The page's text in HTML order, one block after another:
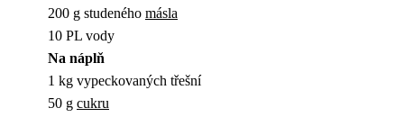
200 g studeného másla
10 PL vody
Na náplň
1 kg vypeckovaných třešní
50 g cukru